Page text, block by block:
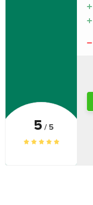
5 / 5